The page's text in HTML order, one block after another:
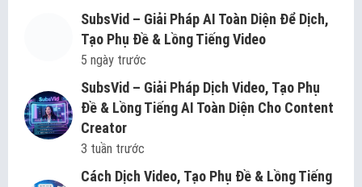
SubsVid – Giải Pháp AI Toàn Diện Để Dịch,
Tạo Phụ Đề & Lồng Tiếng Video
5 ngày trước
SubsVid – Giải Pháp Dịch Video, Tạo Phụ
Đề & Lồng Tiếng AI Toàn Diện Cho Content
Creator
3 tuần trước
Cách Dịch Video, Tạo Phụ Đề & Lồng Tiếng